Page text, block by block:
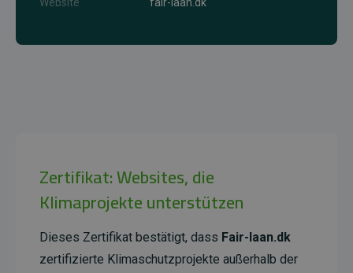
Zertifikat: Websites, die
Klimaprojekte unterstützen
Dieses Zertifikat bestätigt, dass Fair-laan.dk
zertifizierte Klimaschutzprojekte außerhalb der